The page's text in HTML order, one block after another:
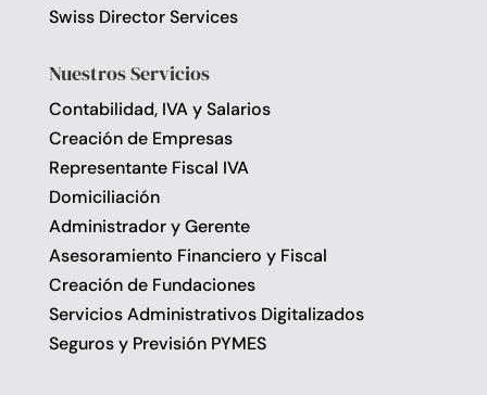
Swiss Director Services
Nuestros Servicios
Contabilidad, IVA y Salarios
Creación de Empresas
Representante Fiscal IVA
Domiciliación
Administrador y Gerente
Asesoramiento Financiero y Fiscal
Creación de Fundaciones
Servicios Administrativos Digitalizados
Seguros y Previsión PYMES